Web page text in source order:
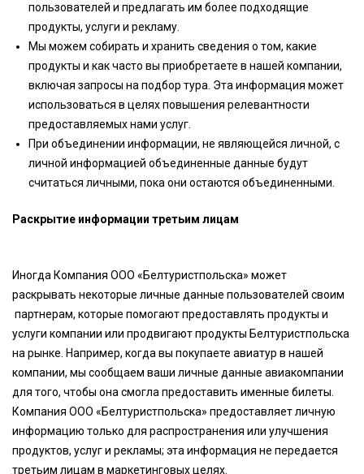
пользователей и предлагать им более подходящие
продукты, услуги и рекламу.
Мы можем собирать и хранить сведения о том, какие
продукты и как часто вы приобретаете в нашей компании,
включая запросы на подбор тура. Эта информация может
использоваться в целях повышения релевантности
предоставляемых нами услуг.
При объединении информации, не являющейся личной, с
личной информацией объединенные данные будут
считаться личными, пока они остаются объединенными.
Раскрытие информации третьим лицам
Иногда Компания ООО «Белтуристпольска» может
раскрывать некоторые личные данные пользователей своим
партнерам, которые помогают предоставлять продукты и
услуги компании или продвигают продукты Белтуристпольска
на рынке. Например, когда вы покупаете авиатур в нашей
компании, мы сообщаем ваши личные данные авиакомпании
для того, чтобы она смогла предоставить именные билеты.
Компания ООО «Белтуристпольска» предоставляет личную
информацию только для распространения или улучшения
продуктов, услуг и рекламы; эта информация не передается
третьим лицам в маркетинговых целях.